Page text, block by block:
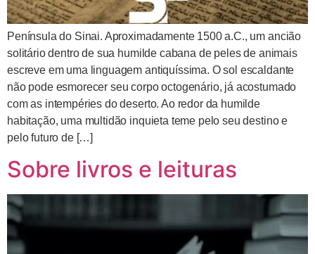
Península do Sinai. Aproximadamente 1500 a.C., um ancião
solitário dentro de sua humilde cabana de peles de animais
escreve em uma linguagem antiquíssima. O sol escaldante
não pode esmorecer seu corpo octogenário, já acostumado
com as intempéries do deserto. Ao redor da humilde
habitação, uma multidão inquieta teme pelo seu destino e
pelo futuro de […]
Sobre livros e leituras